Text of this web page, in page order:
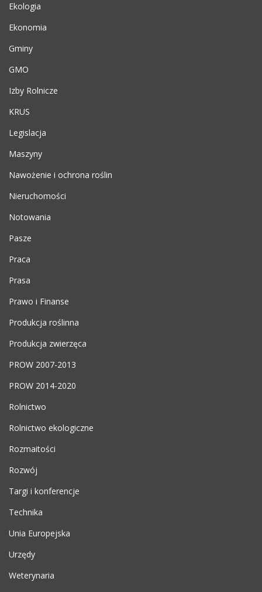
Ekologia
Ekonomia
Gminy
GMO
Izby Rolnicze
KRUS
Legislacja
Maszyny
Nawożenie i ochrona roślin
Nieruchomości
Notowania
Pasze
Praca
Prasa
Prawo i Finanse
Produkcja roślinna
Produkcja zwierzęca
PROW 2007-2013
PROW 2014-2020
Rolnictwo
Rolnictwo ekologiczne
Rozmaitości
Rozwój
Targi i konferencje
Technika
Unia Europejska
Urzędy
Weterynaria